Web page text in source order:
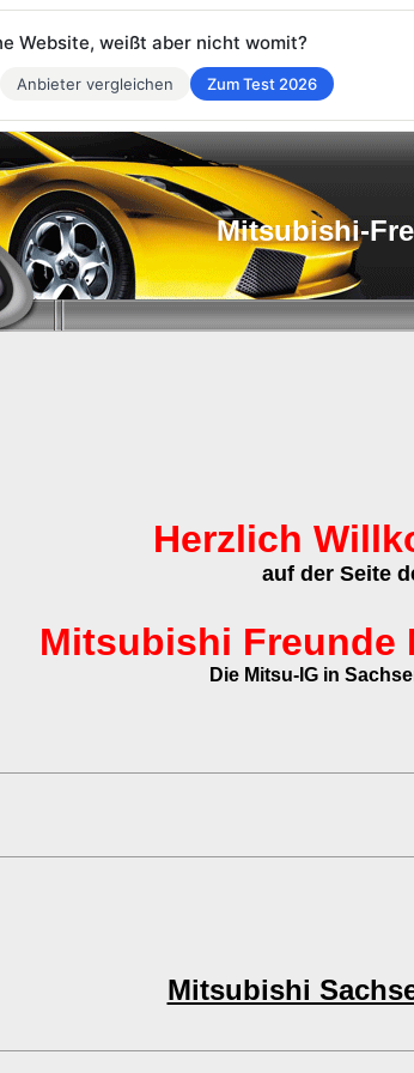
Mitsubishi-
Herzlich
auf der Seite
Mitsubishi Freunde
Die Mitsu-IG in
Mitsubishi
Website, weißt aber nicht womit?
Anbieter vergleichen Zum Test 2026